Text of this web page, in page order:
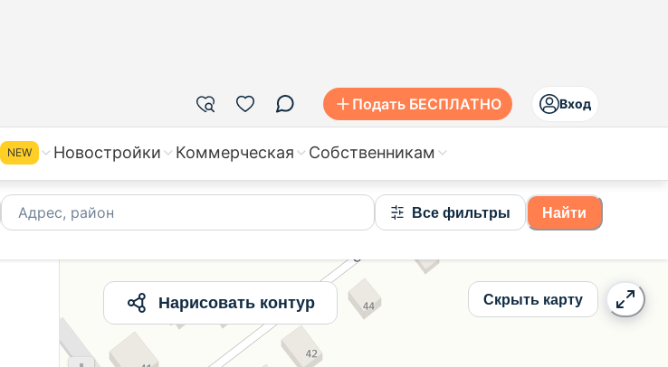
Подать БЕСПЛАТНО Вход
NEW Новостройки Коммерческая Собственникам
Адрес, район Все фильтры Найти
Нарисовать контур Скрыть карту